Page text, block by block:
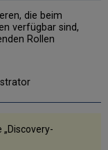
die beim
verfügbar sind,
Rollen
„Discovery-